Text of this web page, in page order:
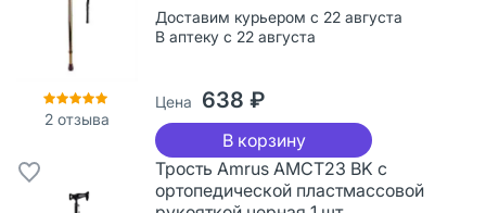
2 отзыва
Доставим курьером с 22 августа
В аптеку с 22 августа
Цена 638 ₽
В корзину
Трость Amrus AMCT23 BK с
ортопедической пластмассовой